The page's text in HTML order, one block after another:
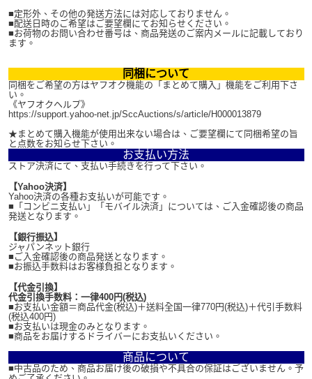
■定形外、その他の発送方法には対応しておりません。
■配送日時のご希望はご要望欄にてお知らせください。
■お荷物のお問い合わせ番号は、商品発送のご案内メールに記載しており
ます。
同梱について
同梱をご希望の方はヤフオク機能の「まとめて購入」機能をご利用下さ
い。
《ヤフオクヘルプ》
https://support.yahoo-net.jp/SccAuctions/s/article/H000013879
★まとめて購入機能が使用出来ない場合は、ご要望欄にて同梱希望の旨
と点数をお知らせ下さい。
お支払い方法
ストア決済にて、支払い手続きを行って下さい。
【Yahoo決済】
Yahoo決済の各種お支払いが可能です。
■「コンビニ支払い」「モバイル決済」については、ご入金確認後の商品
発送となります。
【銀行振込】
ジャパンネット銀行
■ご入金確認後の商品発送となります。
■お振込手数料はお客様負担となります。
【代金引換】
代金引換手数料：一律400円(税込)
■お支払い金額＝商品代金(税込)＋送料全国一律770円(税込)＋代引手数料
(税込400円)
■お支払いは現金のみとなります。
■商品をお届けするドライバーにお支払いください。
商品について
■中古品のため、商品お届け後の破損や不具合の保証はございません。予